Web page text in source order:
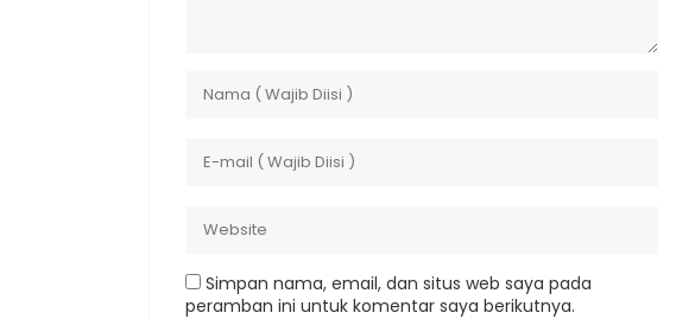
Simpan nama, email, dan situs web saya pada
peramban ini untuk komentar saya berikutnya.